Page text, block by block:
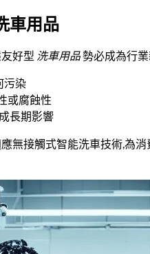
車用品
好型 洗車用品勢必成為行
污染
或腐蝕性
長期影響
無接觸式智能洗車技術,為